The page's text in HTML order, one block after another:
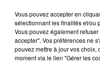
prix de l'emplacement est
places est limité, merci de
dossier d'inscription, afin
places restantes. Seules
leur règlement seront
Vous pouvez accepter en
sélectionnant les finalités et/ou
Vous pouvez également
accepter". Vos préférences ne
pouvez mettre à jour vos choix,
moment via le lien "Gérer les